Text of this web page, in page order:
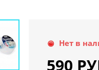
Нет в
590